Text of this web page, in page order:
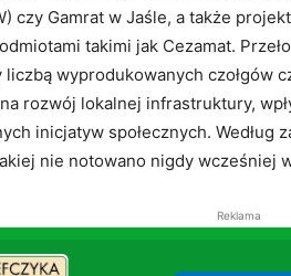
czy Gamrat w Jaśle, a także
takimi jak Cezamat.
wyprodukowanych czołgów
rozwój lokalnej infrastruktury,
inicjatyw społecznych. Według
nie notowano nigdy wcześniej
Reklama